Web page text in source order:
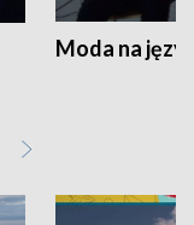
Moda na